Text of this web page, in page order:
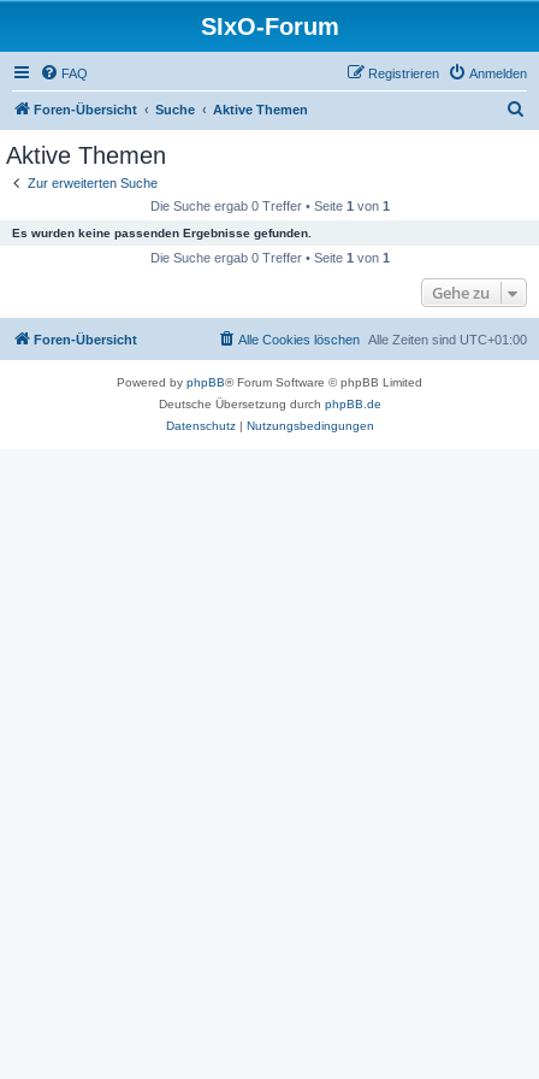
SIxO-Forum
FAQ Anmelden
Registrieren
Foren-Übersicht Suche Aktive Themen
Aktive Themen
Zur erweiterten Suche
Die Suche ergab 0 Treffer • Seite 1 von 1
Es wurden keine passenden Ergebnisse gefunden.
Die Suche ergab 0 Treffer • Seite 1 von 1
Gehe zu
Foren-Übersicht Alle Zeiten sind UTC+01:00
Alle Cookies löschen
Powered by phpBB® Forum Software © phpBB Limited
Deutsche Übersetzung durch phpBB.de
Datenschutz| Nutzungsbedingungen